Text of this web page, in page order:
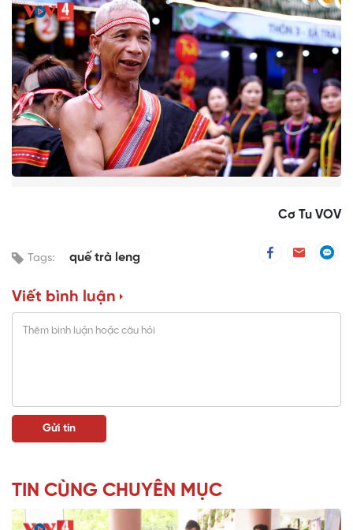
Cơ Tu VOV
Tags: quế trà leng
Viết bình luận
TIN CÙNG CHUYÊN MỤC